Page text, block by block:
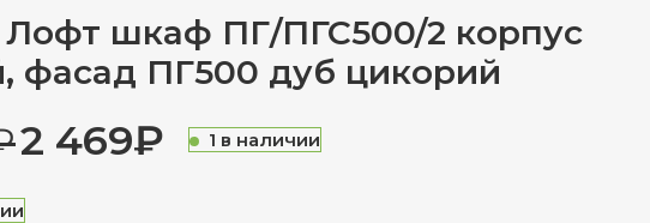
Лофт шкаф ПГ/ПГС500/2 корпус
фасад ПГ500 дуб цикорий
2 469₽ 1 в наличии